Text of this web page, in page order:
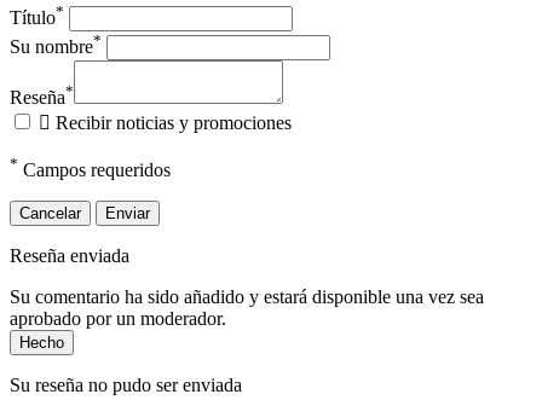
Título*
Su nombre*
Reseña*
 Recibir noticias y promociones
* Campos requeridos
Cancelar Enviar
Reseña enviada
Su comentario ha sido añadido y estará disponible una vez sea
aprobado por un moderador.
Hecho
Su reseña no pudo ser enviada